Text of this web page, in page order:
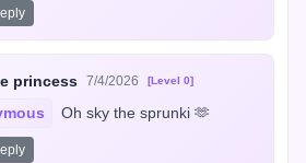
princess 7/4/2026 [Level 0]
Oh sky the sprunki 🫶